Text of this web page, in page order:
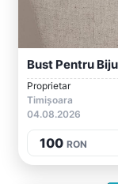
Proprietar
Timișoara
04.08.2026
100 RON